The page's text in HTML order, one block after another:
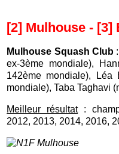
[2] Mulhouse - [3]
Mulhouse Squash Club:
ex-3ème mondiale),
142ème mondiale), Léa
mondiale), Taba Taghavi
Meilleur résultat:
2012, 2013, 2014, 2016,